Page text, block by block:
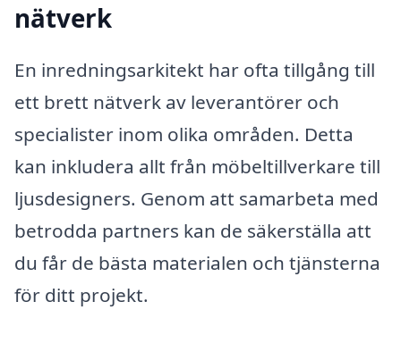
nätverk
En inredningsarkitekt har ofta tillgång till
ett brett nätverk av leverantörer och
specialister inom olika områden. Detta
kan inkludera allt från möbeltillverkare till
ljusdesigners. Genom att samarbeta med
betrodda partners kan de säkerställa att
du får de bästa materialen och tjänsterna
för ditt projekt.